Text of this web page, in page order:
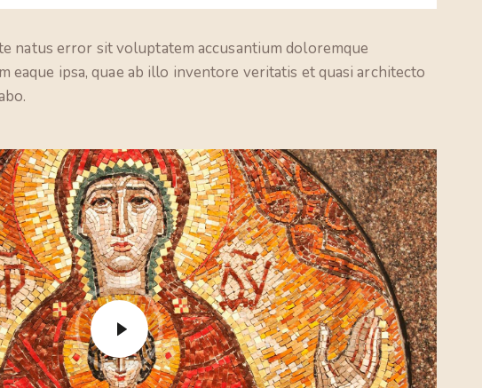
natus error sit voluptatem accusantium doloremque
eaque ipsa, quae ab illo inventore veritatis et quasi architecto